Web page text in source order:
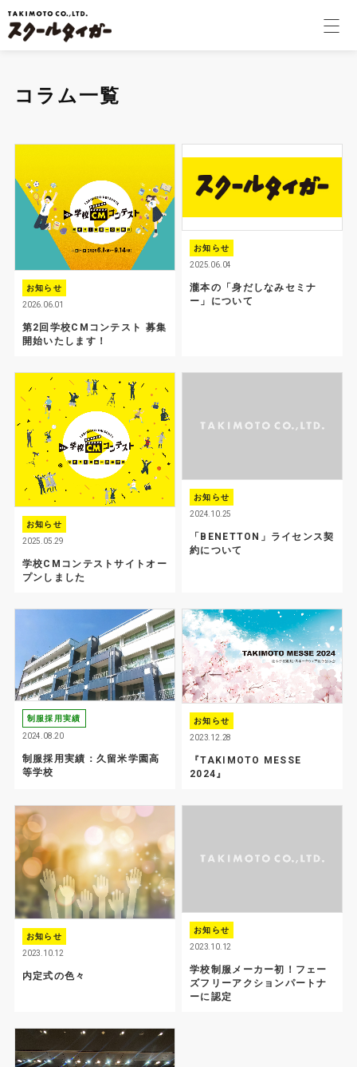
コラム一覧
お知らせ
2026.06.01
第2回学校CMコンテスト 募集
開始いたします！
お知らせ
2025.06.04
瀧本の「身だしなみセミナ
ー」について
お知らせ
2025.05.29
学校CMコンテストサイトオー
プンしました
お知らせ
2024.10.25
「BENETTON」ライセンス契
約について
制服採用実績
2024.08.20
制服採用実績：久留米学園高
等学校
お知らせ
2023.12.28
『TAKIMOTO MESSE
2024』
お知らせ
2023.10.12
内定式の色々
お知らせ
2023.10.12
学校制服メーカー初！フェー
ズフリーアクションパートナ
ーに認定
採用情報
コラム
オンラインショップ
お問い合わせ
サイトマップ プライバシーポリシー